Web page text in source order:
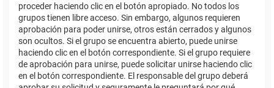
proceder haciendo clic en el botón apropiado. No todos los
grupos tienen libre acceso. Sin embargo, algunos requieren
aprobación para poder unirse, otros están cerrados y algunos
son ocultos. Si el grupo se encuentra abierto, puede unirse
haciendo clic en el botón correspondiente. Si el grupo requiere
de aprobación para unirse, puede solicitar unirse haciendo clic
en el botón correspondiente. El responsable del grupo deberá